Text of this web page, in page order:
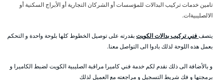
تامين خدمات تركيب البدالات للمؤسسات أو الشركان التجارية أو الأبراج السكنية أو
الالصليبيةات.
يتصففني تركيب بدالات الكويتبقدرته على توصيل الخطوط كلها بلوحة واحدة و التحكم
بعمل هذه اللوحة لذلك بادوا الى التواصل معنا.
و بالأضافة الى ذلك نقدم لكم خدمة فني كاميرا مراقبة الصليبية الكويت لضبط الكاميرا و
برمجتها و فك شريط التسجيل و مراجعته مع العميل لذلك